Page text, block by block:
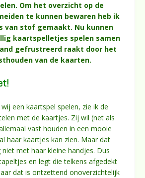
Om het overzicht op de
te kunnen bewaren heb ik
van stof gemaakt. Nu kunnen
kaartspelletjes spelen samen
gefrustreerd raakt door het
van de kaarten.
een kaartspel spelen, zie ik de
met de kaartjes. Zij wil (net als
vast houden in een mooie
haar kaartjes kan zien. Maar dat
met haar kleine handjes. Dus
en legt die telkens afgedekt
dat is ontzettend onoverzichtelijk